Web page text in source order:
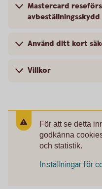
Mastercard
avbeställningsskydd
Använd ditt kort
Villkor
För att se detta
godkänna
och statistik.
Inställningar för